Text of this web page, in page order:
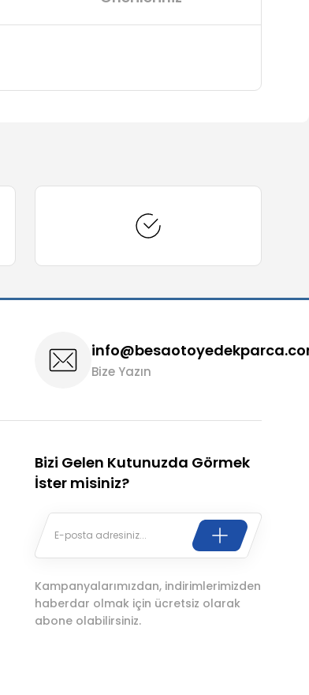
Bize Yazın
Bizi Gelen Kutunuzda Görmek
İster misiniz?
Kampanyalarımızdan, indirimlerimizden
haberdar olmak için ücretsiz olarak
abone olabilirsiniz.